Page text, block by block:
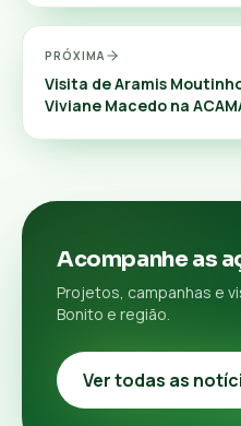
PRÓXIMA
Visita de Aramis
Viviane Macedo na
Acompanhe as
Projetos, campanhas e
Bonito e região.
Ver todas as